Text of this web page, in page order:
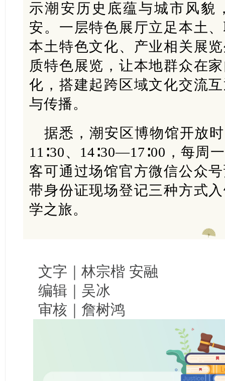
示潮安历史底蕴与城市风貌
安。一层特色展厅立足本土
本土特色文化、产业相关展
质特色展览，让本地群众在
化，搭建起跨区域文化交流
与传播。
据悉，潮安区博物馆开放
11∶30、14∶30—17∶00，每周
客可通过场馆官方微信公众
带身份证现场登记三种方式
学之旅。
文字｜林宗楷 安融
编辑｜吴冰
审核｜詹树鸿